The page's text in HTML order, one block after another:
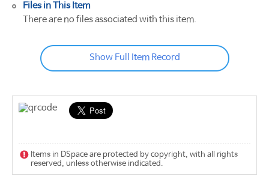
Files in This Item
There are no files associated with this item.
Show Full Item Record
Items in DSpace are protected by copyright, with all rights
reserved, unless otherwise indicated.